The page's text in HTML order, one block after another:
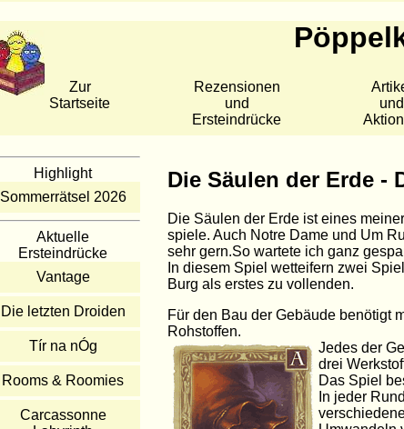
Zur
Startseite
Rezensionen
und
Ersteindrücke
und
Highlight
Sommerrätsel 2026
Aktuelle
Ersteindrücke
Vantage
Die letzten Droiden
Tír na nÓg
Rooms & Roomies
Carcassonne
Die Säulen der Erde -
Die Säulen der Erde ist eines
spiele. Auch Notre Dame und Um
sehr gern.So wartete ich ganz
In diesem Spiel wetteifern zwei
Burg als erstes zu vollenden.
Für den Bau der Gebäude benötigt
Rohstoffen.
Jedes der
drei
Das Spiel
In jeder